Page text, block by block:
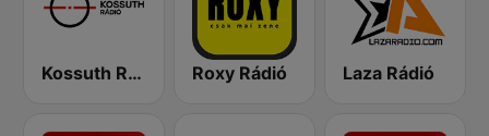
Kossuth Rádió Roxy Rádió Laza Rádió